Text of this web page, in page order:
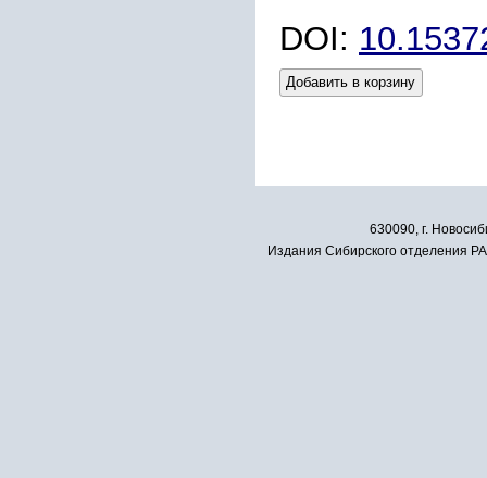
DOI:
Добавить в корзину
630090, г.
Издания Сибирского отделения